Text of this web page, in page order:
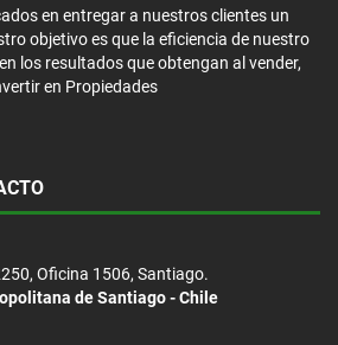
en entregar a nuestros clientes un
objetivo es que la eficiencia de nuestro
los resultados que obtengan al vender,
en Propiedades
Oficina 1506, Santiago.
de Santiago - Chile